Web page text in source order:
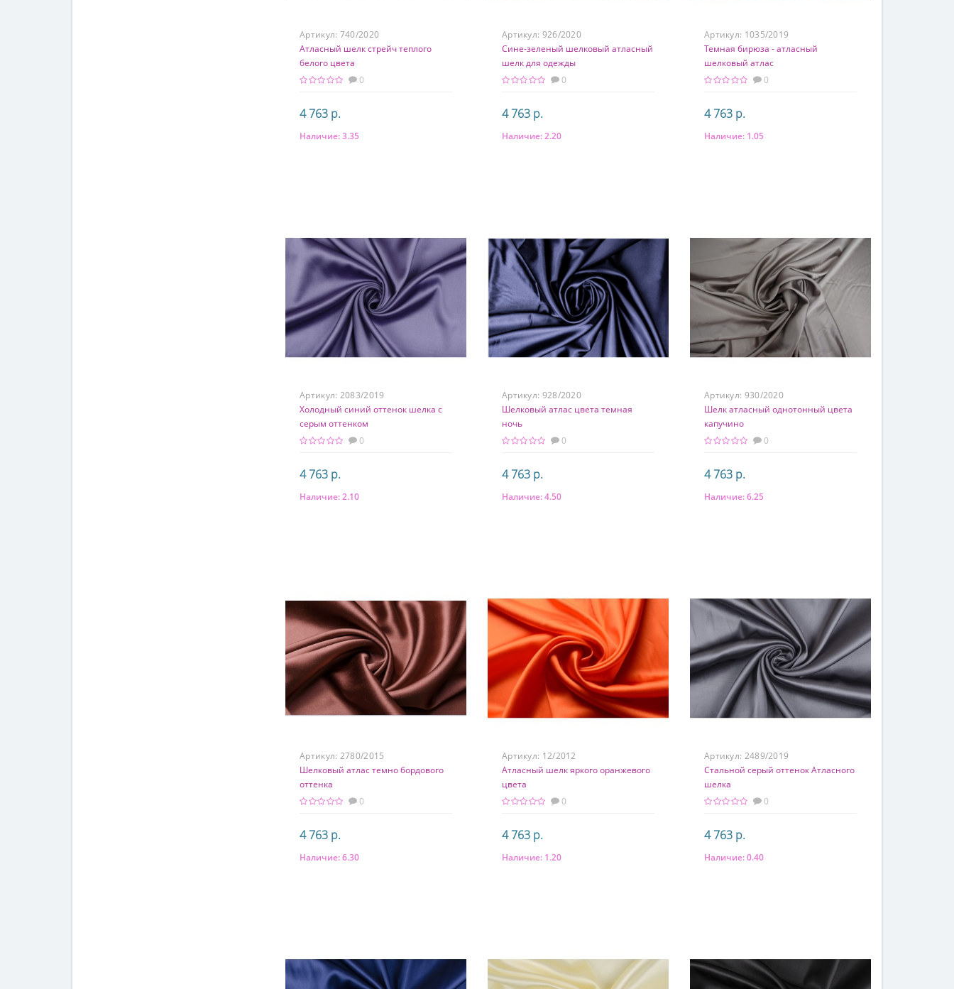
Артикул: 740/2020
Атласный шелк стрейч теплого
белого цвета
0
4 763 р.
В корзину
Наличие:3.35
Артикул: 926/2020
Сине-зеленый шелковый атласный
шелк для одежды
0
4 763 р.
В корзину
Наличие:2.20
Артикул: 1035/2019
Темная бирюза - атласный
шелковый атлас
0
4 763 р.
В корзину
Наличие: 1.05
Артикул: 2083/2019
Холодный синий оттенок шелка с
серым оттенком
0
4 763 р.
В корзину
Наличие:2.10
Артикул: 928/2020
Шелковый атлас цвета темная
ночь
0
4 763 р.
В корзину
Наличие:4.50
Артикул: 930/2020
Шелк атласный однотонный цвета
капучино
0
4 763 р.
В корзину
Наличие:6.25
Артикул: 2780/2015
Шелковый атлас темно бордового
оттенка
0
4 763 р.
В корзину
Наличие:6.30
Артикул: 12/2012
Атласный шелк яркого оранжевого
цвета
0
4 763 р.
В корзину
Наличие: 1.20
Артикул: 2489/2019
Стальной серый оттенок Атласного
шелка
0
4 763 р.
В корзину
Наличие:0.40